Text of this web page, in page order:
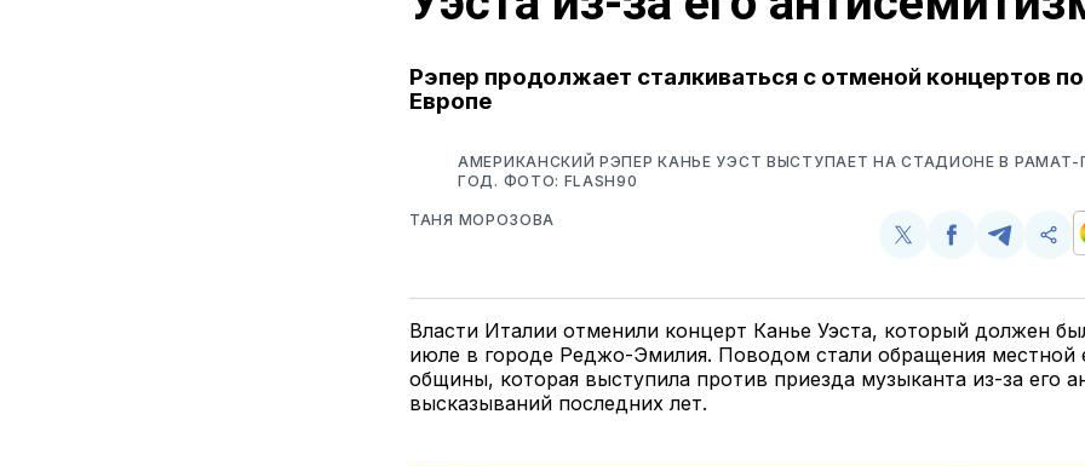
Рэпер продолжает сталкиваться с отменой концертов
Европе
АМЕРИКАНСКИЙ РЭПЕР КАНЬЕ УЭСТ ВЫСТУПАЕТ НА СТАДИОНЕ В РАМАТ-
ГОД. ФОТО: FLASH90
ТАНЯ МОРОЗОВА
Поделиться
Twitter
Поделиться
FacebookTelegram
Власти Италии отменили концерт Канье Уэста, который должен
июле в городе Реджо-Эмилия. Поводом стали обращения местной
общины, которая выступила против приезда музыканта из-за его
высказываний последних лет.